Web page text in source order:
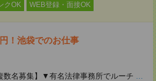
クOK WEB登録・面接OK
！池袋でのお仕事
数名募集】▼有名法律事務所でルーチ ...